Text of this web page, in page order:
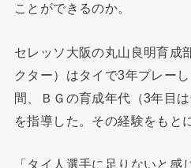
ことができるのか。
セレッソ大阪の丸山良明育成
クター）はタイで3年プレー
間、ＢＧの育成年代（3年目
を指導した。その経験をもと
「タイ人選手に足りないと感